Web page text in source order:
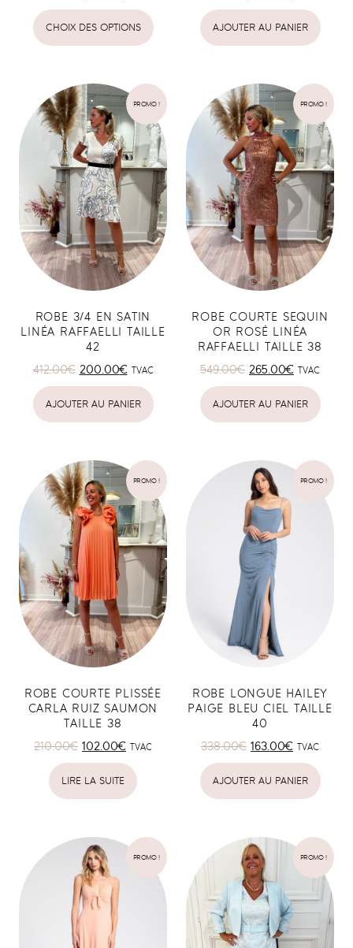
CHOIX DES OPTIONS AJOUTER AU PANIER
PROMO !
ROBE 3/4 EN SATIN
LINÉA RAFFAELLI TAILLE
42
412.00€ 200.00€ TVAC
AJOUTER AU PANIER
PROMO !
ROBE COURTE SEQUIN
OR ROSÉ LINÉA
RAFFAELLI TAILLE 38
549.00€ 265.00€ TVAC
AJOUTER AU PANIER
PROMO !
ROBE COURTE PLISSÉE
CARLA RUIZ SAUMON
TAILLE 38
210.00€ 102.00€ TVAC
LIRE LA SUITE
PROMO !
ROBE LONGUE HAILEY
PAIGE BLEU CIEL TAILLE
40
338.00€ 163.00€ TVAC
AJOUTER AU PANIER
PROMO ! PROMO !